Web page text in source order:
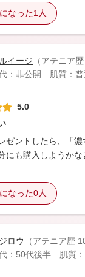
なった1人
イージ （アテニア
：非公開 肌質：
5.0
ゼントしたら、「
にも購入しようか
なった0人
ロウ
（アテニア歴
：50代後半 肌質